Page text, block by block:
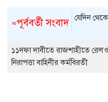
«পূর্ববর্তী সংবাদ যেদিন
১১দফা দাবীতে রাজশাহীতে
নিরাপত্তা বাহিনীর কর্মবিরতী